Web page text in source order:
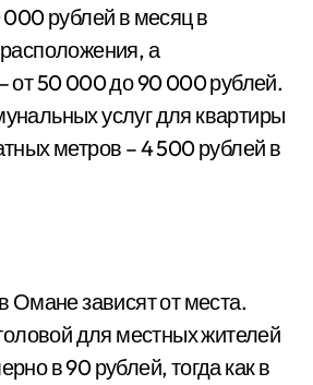
рублей в месяц в
а
от 50 000 до 90 000 рублей.
услуг для квартиры
метров – 4 500 рублей в
Омане зависят от места.
для местных жителей
в 90 рублей, тогда как в